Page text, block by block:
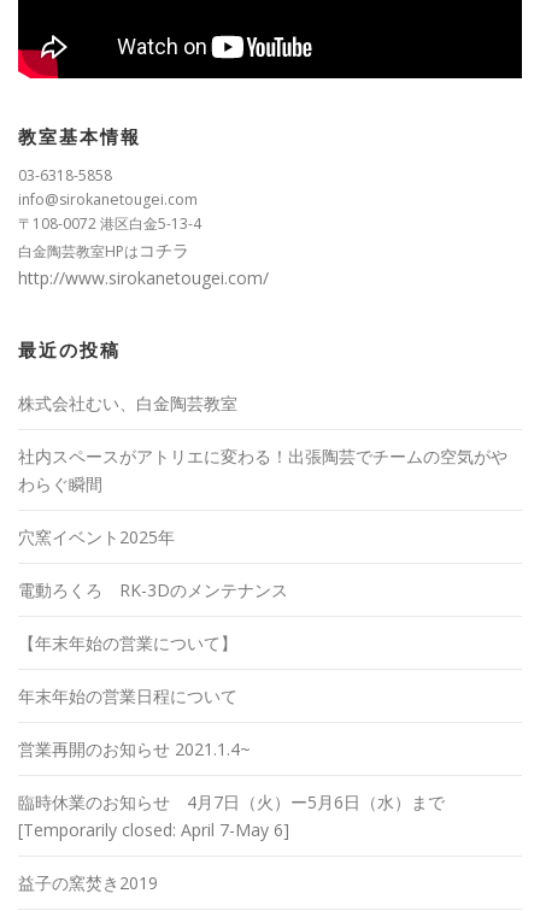
教室基本情報
03-6318-5858
info@sirokanetougei.com
〒108-0072 港区白金5-13-4
白金陶芸教室HPはコチラ
http://www.sirokanetougei.com/
最近の投稿
株式会社むい、白金陶芸教室
社内スペースがアトリエに変わる！出張陶芸でチームの空気がや
わらぐ瞬間
穴窯イベント2025年
電動ろくろ RK-3Dのメンテナンス
【年末年始の営業について】
年末年始の営業日程について
営業再開のお知らせ 2021.1.4~
臨時休業のお知らせ 4月7日（火）ー5月6日（水）まで
[Temporarily closed: April 7-May 6]
益子の窯焚き2019